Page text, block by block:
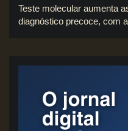
Teste molecular aumenta
diagnóstico precoce, com